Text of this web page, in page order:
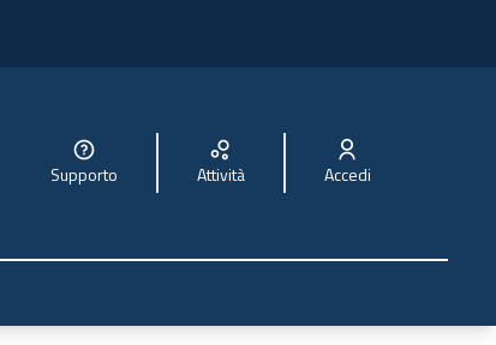
Supporto Attività Accedi